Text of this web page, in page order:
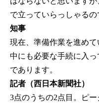
で立っていらっしゃるの
知事
現在、準備作業を進め
中にも必要な手続に入
であります。
記者（西日本新聞社）
3点のうちの2点目。ピー